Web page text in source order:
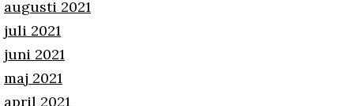
augusti 2021
juli 2021
juni 2021
maj 2021
april 2021